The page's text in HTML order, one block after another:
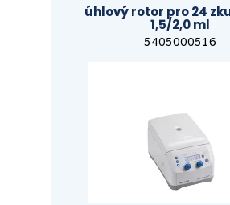
úhlový rotor pro 24
1,5/2,0 ml
5405000516